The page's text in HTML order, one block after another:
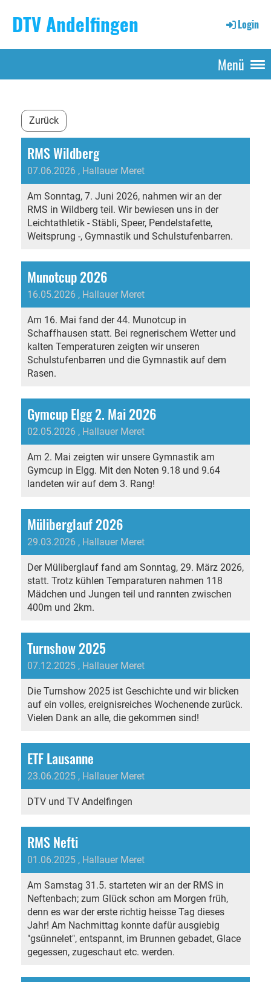
DTV Andelfingen Login
Menü
Zurück
RMS Wildberg
07.06.2026 , Hallauer Meret
Am Sonntag, 7. Juni 2026, nahmen wir an der
RMS in Wildberg teil. Wir bewiesen uns in der
Leichtathletik - Stäbli, Speer, Pendelstafette,
Weitsprung -, Gymnastik und Schulstufenbarren.
Munotcup 2026
16.05.2026 , Hallauer Meret
Am 16. Mai fand der 44. Munotcup in
Schaffhausen statt. Bei regnerischem Wetter und
kalten Temperaturen zeigten wir unseren
Schulstufenbarren und die Gymnastik auf dem
Rasen.
Gymcup Elgg 2. Mai 2026
02.05.2026 , Hallauer Meret
Am 2. Mai zeigten wir unsere Gymnastik am
Gymcup in Elgg. Mit den Noten 9.18 und 9.64
landeten wir auf dem 3. Rang!
Müliberglauf 2026
29.03.2026 , Hallauer Meret
Der Müliberglauf fand am Sonntag, 29. März 2026,
statt. Trotz kühlen Temparaturen nahmen 118
Mädchen und Jungen teil und rannten zwischen
400m und 2km.
Turnshow 2025
07.12.2025 , Hallauer Meret
Die Turnshow 2025 ist Geschichte und wir blicken
auf ein volles, ereignisreiches Wochenende zurück.
Vielen Dank an alle, die gekommen sind!
ETF Lausanne
23.06.2025 , Hallauer Meret
DTV und TV Andelfingen
RMS Nefti
01.06.2025 , Hallauer Meret
Am Samstag 31.5. starteten wir an der RMS in
Neftenbach; zum Glück schon am Morgen früh,
denn es war der erste richtig heisse Tag dieses
Jahr! Am Nachmittag konnte dafür ausgiebig
"gsünnelet", entspannt, im Brunnen gebadet, Glace
gegessen, zugeschaut etc. werden.